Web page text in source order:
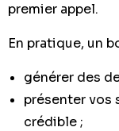
premier appel.
En pratique, un
générer des
présenter vos
crédible ;